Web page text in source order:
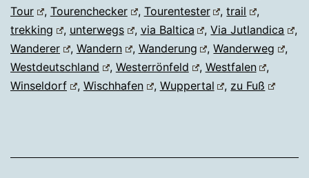
Tour
, Tourenchecker , Tourentester ,trail
,
trekking
, unterwegs , via Baltica ,Via Jutlandica
,
Wanderer
, Wandern , Wanderung ,Wanderweg
,
Westdeutschland
, Westerrönfeld , Westfalen
,
Winseldorf
, Wischhafen , Wuppertal , zu Fuß